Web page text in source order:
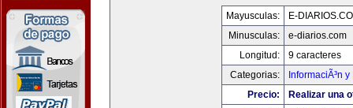
Mayusculas:
E-
Minusculas:
e-diarios.com
Longitud:
9 caracteres
Categorias:
InformaciÃ³n
Precio:
Realizar una